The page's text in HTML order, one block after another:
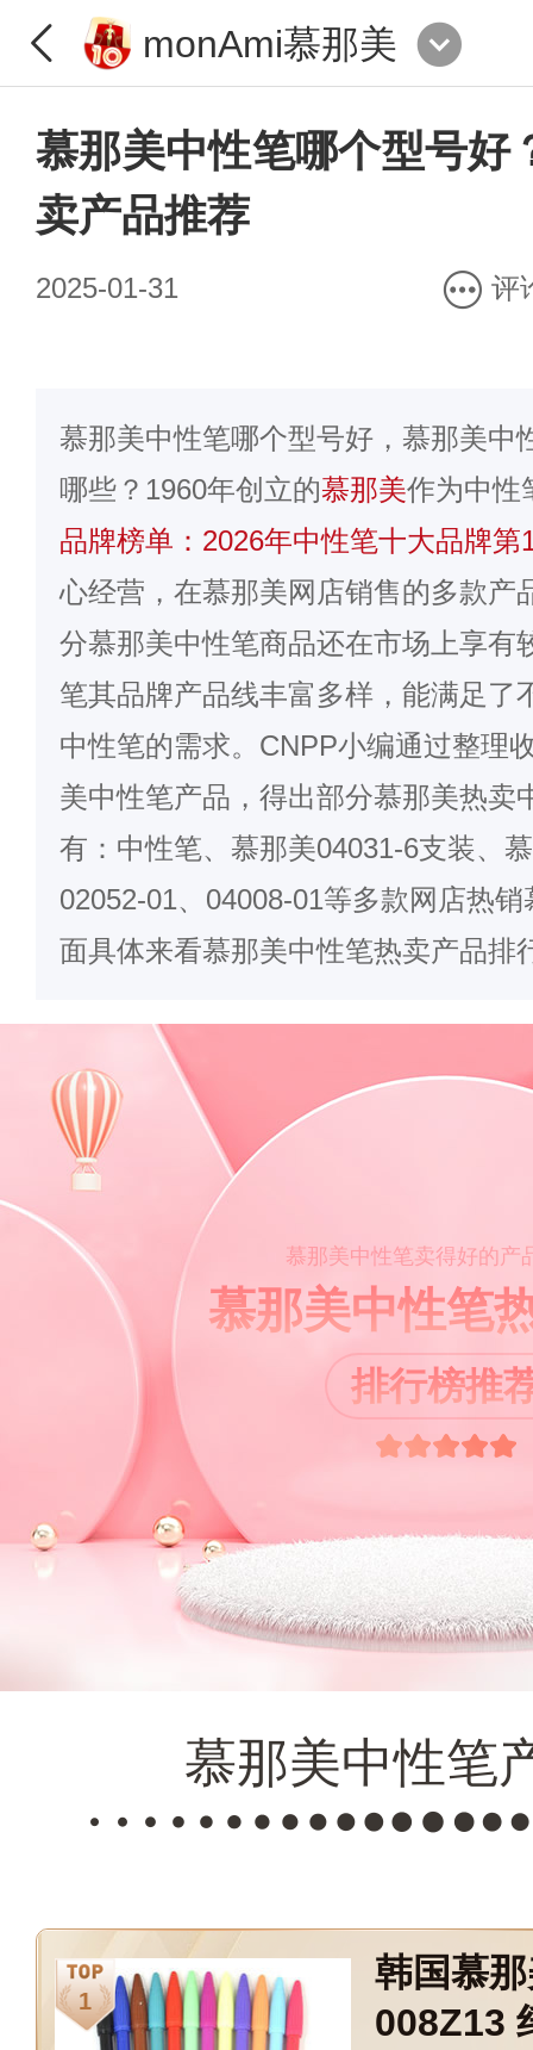
monAmi慕那美
慕那美中性笔哪个型号好
卖产品推荐
2025-01-31 评
慕那美中性笔哪个型号好，慕那美中
哪些？1960年创立的慕那美作为中性
品牌榜单：2026年中性笔十大品牌第
心经营，在慕那美网店销售的多款产
分慕那美中性笔商品还在市场上享有
笔其品牌产品线丰富多样，能满足了
中性笔的需求。CNPP小编通过整理
美中性笔产品，得出部分慕那美热卖
有：中性笔、慕那美04031-6支装、
02052-01、04008-01等多款网店热
面具体来看慕那美中性笔热卖产品排
慕那美中性笔卖得好的产
慕那美中性笔
排行榜推
慕那美中性笔
韩国慕
008Z13